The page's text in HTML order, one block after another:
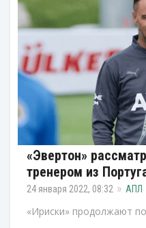
«Эвертон»
тренером из
24 января 2022, 08:32 АПЛ
«Ириски» продолжают